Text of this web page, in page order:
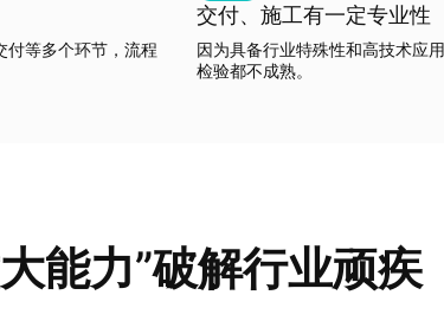
付等多个环节，流程
交付、施工有一定专业性
因为具备行业特殊性和高技术应
检验都不成熟。
能力”破解行业顽疾